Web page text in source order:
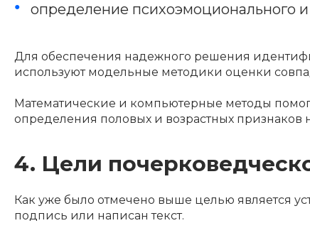
определение психоэмоционального
Для обеспечения надежного решения
используют модельные методики оценки
Математические и компьютерные методы
определения половых и возрастных признаков
4. Цели
Как уже было отмечено выше целью является
подпись или написан текст.